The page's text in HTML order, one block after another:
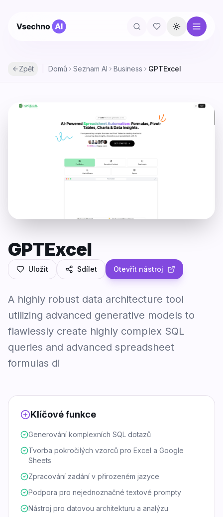
Přepnout
Zpět Domů Seznam AI Business GPTExcel
GPTExcel
Uložit Sdílet Otevřít nástroj
A highly robust data architecture tool
utilizing advanced generative models to
flawlessly create highly complex SQL
queries and advanced spreadsheet
formulas di
Klíčové funkce
Generování komplexních SQL dotazů
Tvorba pokročilých vzorců pro Excel a Google
Sheets
Zpracování zadání v přirozeném jazyce
Podpora pro nejednoznačné textové prompty
Nástroj pro datovou architekturu a analýzu